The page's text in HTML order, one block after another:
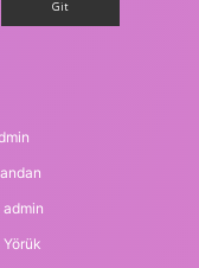
admin
Yörük